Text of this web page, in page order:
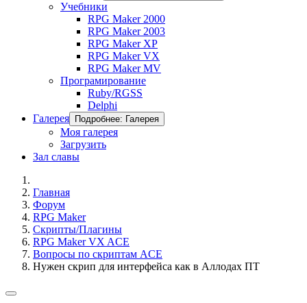
Учебники
RPG Maker 2000
RPG Maker 2003
RPG Maker XP
RPG Maker VX
RPG Maker MV
Програмирование
Ruby/RGSS
Delphi
Галерея
Подробнее: Галерея
Моя галерея
Загрузить
Зал славы
Главная
Форум
RPG Maker
Скрипты/Плагины
RPG Maker VX ACE
Вопросы по скриптам ACE
Нужен скрип для интерфейса как в Аллодах ПТ